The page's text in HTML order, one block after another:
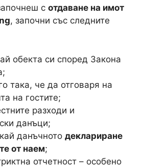
с отдаване на имот
, започни със следните
обекта си според Закона
така, че да отговаря на
на гостите;
разходи и
данъци;
данъчното деклариране
от наем;
отчетност – особено